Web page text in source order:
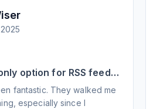
option for RSS feed
fantastic. They walked me
especially since I